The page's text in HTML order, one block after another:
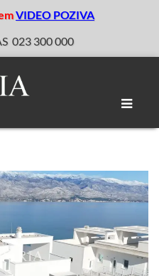
VIDEO POZIVA
023 300 000
Toggle